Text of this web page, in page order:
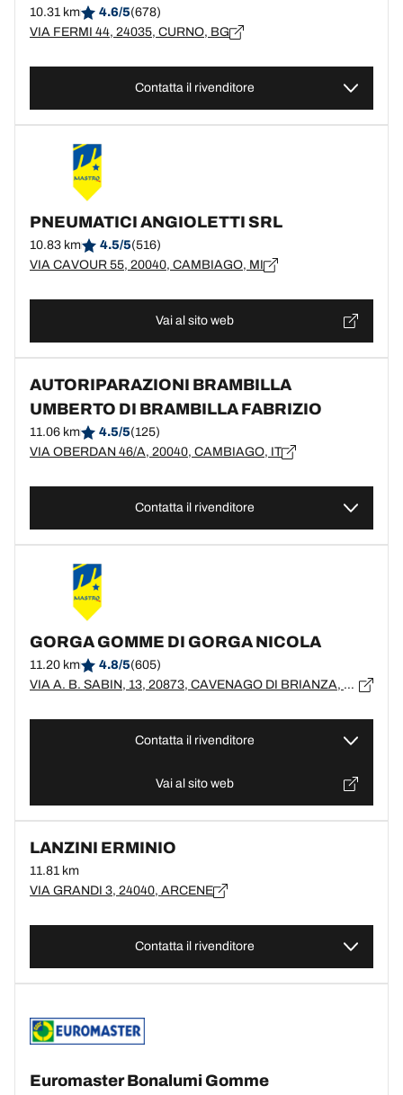
10.31 km 4.6/5(678)
VIA FERMI 44, 24035, CURNO, BG
Contatta il rivenditore
PNEUMATICI ANGIOLETTI SRL
10.83 km 4.5/5(516)
VIA CAVOUR 55, 20040, CAMBIAGO, MI
Vai al sito web
AUTORIPARAZIONI BRAMBILLA
UMBERTO DI BRAMBILLA FABRIZIO
11.06 km 4.5/5(125)
VIA OBERDAN 46/A, 20040, CAMBIAGO, IT
Contatta il rivenditore
GORGA GOMME DI GORGA NICOLA
11.20 km 4.8/5(605)
VIA A. B. SABIN, 13, 20873, CAVENAGO DI BRIANZA, MB
Contatta il rivenditore
Vai al sito web
LANZINI ERMINIO
11.81 km
VIA GRANDI 3, 24040, ARCENE
Contatta il rivenditore
Euromaster Bonalumi Gomme